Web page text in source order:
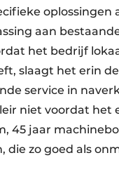
oplossingen
aan
het bedrijf
slaagt het erin
service in
niet voordat het
45 jaar
die zo goed als